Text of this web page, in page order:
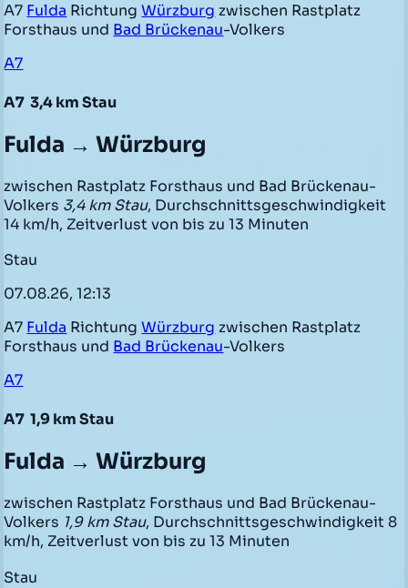
A7 Fulda RichtungWürzburg zwischen Rastplatz
Forsthaus und Bad Brückenau-Volkers
A7
A7 3,4 km Stau
Fulda → Würzburg
zwischen Rastplatz Forsthaus und Bad Brückenau-
Volkers 3,4 km Stau, Durchschnittsgeschwindigkeit
14 km/h, Zeitverlust von bis zu 13 Minuten
Stau
07.08.26, 12:13
A7 Fulda RichtungWürzburg zwischen Rastplatz
Forsthaus und Bad Brückenau-Volkers
A7
A7 1,9 km Stau
Fulda → Würzburg
zwischen Rastplatz Forsthaus und Bad Brückenau-
Volkers 1,9 km Stau, Durchschnittsgeschwindigkeit 8
km/h, Zeitverlust von bis zu 13 Minuten
Stau